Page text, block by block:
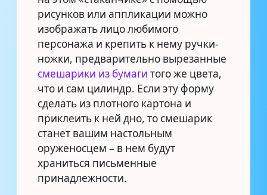
рисунков или аппликации можно
изображать лицо любимого
персонажа и крепить к нему ручки-
ножки, предварительно вырезанные
смешарики из бумаги того же цвета,
что и сам цилиндр. Если эту форму
сделать из плотного картона и
приклеить к ней дно, то смешарик
станет вашим настольным
оруженосцем – в нем будут
храниться письменные
принадлежности.